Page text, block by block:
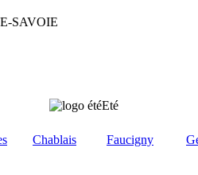
SAVOIE
Eté
Chablais Faucigny